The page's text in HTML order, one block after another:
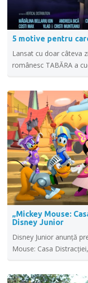
5 motive pentru
Lansat cu doar câteva
românesc TABĂRA a
„Mickey Mouse:
Disney Junior
Disney Junior anunță
Mouse: Casa